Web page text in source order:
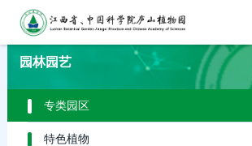
首页> 园林园艺>专类园区
园林园艺
专类园区
特色植物